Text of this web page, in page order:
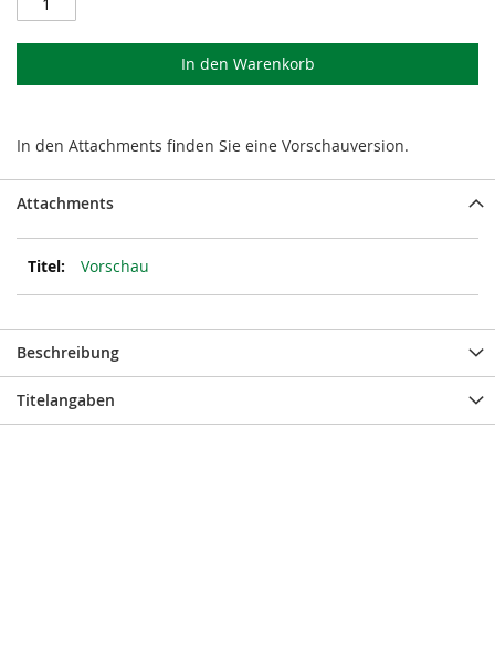
In den Warenkorb
In den Attachments finden Sie eine Vorschauversion.
Attachments
Vorschau
Beschreibung
Titelangaben